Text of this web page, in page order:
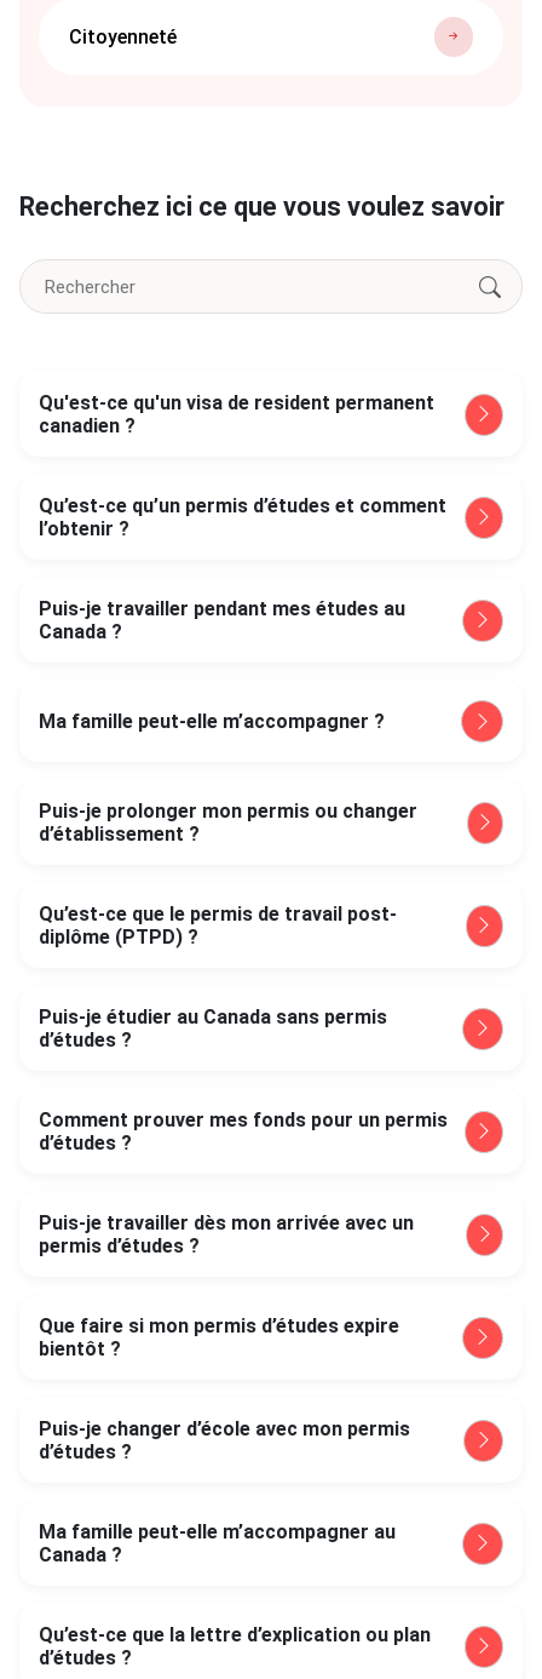
Citoyenneté
Recherchez ici ce que vous voulez savoir
Qu'est-ce qu'un visa de resident permanent
canadien ?
Qu’est-ce qu’un permis d’études et comment
l’obtenir ?
Puis-je travailler pendant mes études au
Canada ?
Ma famille peut-elle m’accompagner ?
Puis-je prolonger mon permis ou changer
d’établissement ?
Qu’est-ce que le permis de travail post-
diplôme (PTPD) ?
Puis-je étudier au Canada sans permis
d’études ?
Comment prouver mes fonds pour un permis
d’études ?
Puis-je travailler dès mon arrivée avec un
permis d’études ?
Que faire si mon permis d’études expire
bientôt ?
Puis-je changer d’école avec mon permis
d’études ?
Ma famille peut-elle m’accompagner au
Canada ?
Qu’est-ce que la lettre d’explication ou plan
d’études ?